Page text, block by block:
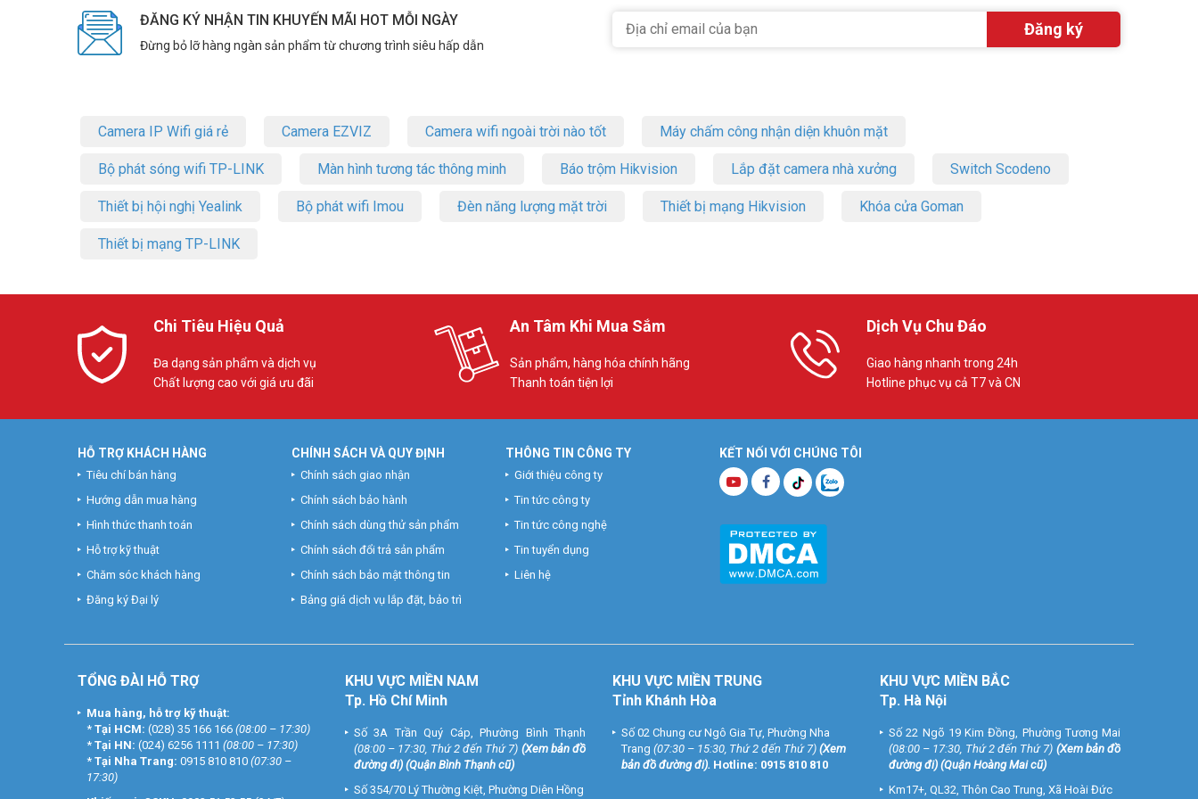
Đặt mua hàng Online ngay hôm nay để được hỗ trợ giá tốt nhất. Tham khảo thêm thông tin tại Facebook Vuhoangtelecomnhé.
ĐĂNG KÝ NHẬN TIN KHUYẾN MÃI HOT MỖI NGÀY
Đừng bỏ lỡ hàng ngàn sản phẩm từ chương trình siêu hấp dẫn
Camera IP Wifi giá rẻ Camera EZVIZ Camera wifi ngoài trời nào tốt Máy chấm công nhận diện khuôn mặt
Bộ phát sóng wifi TP-LINK Màn hình tương tác thông minh Báo trộm Hikvision Lắp đặt camera nhà xưởng Switch Scodeno
Thiết bị hội nghị Yealink Bộ phát wifi Imou Đèn năng lượng mặt trời Thiết bị mạng Hikvision Khóa cửa Goman
Thiết bị mạng TP-LINK
Chi Tiêu Hiệu Quả
Đa dạng sản phẩm và dịch vụ
Chất lượng cao với giá ưu đãi
An Tâm Khi Mua Sắm
Sản phẩm, hàng hóa chính hãng
Thanh toán tiện lợi
Dịch Vụ Chu Đáo
Giao hàng nhanh trong 24h
Hotline phục vụ cả T7 và CN
KẾT NỐI VỚI CHÚNG TÔI
HỖ TRỢ KHÁCH HÀNG
Tiêu chí bán hàng
Hướng dẫn mua hàng
Hình thức thanh toán
Hỗ trợ kỹ thuật
Chăm sóc khách hàng
Đăng ký Đại lý
CHÍNH SÁCH VÀ QUY ĐỊNH
Chính sách giao nhận
Chính sách bảo hành
Chính sách dùng thử sản phẩm
Chính sách đổi trả sản phẩm
Chính sách bảo mật thông tin
Bảng giá dịch vụ lắp đặt, bảo trì
THÔNG TIN CÔNG TY
Giới thiệu công ty
Tin tức công ty
Tin tức công nghệ
Tin tuyển dụng
Liên hệ
TỔNG ĐÀI HỖ TRỢ
Mua hàng, hỗ trợ kỹ thuật:
* Tại HCM: (028) 35 166 166 (08:00 – 17:30)
* Tại HN: (024) 6256 1111 (08:00 – 17:30)
* Tại Nha Trang: 0915 810 810 (07:30 –
17:30)
KHU VỰC MIỀN NAM
Tp. Hồ Chí Minh
Số 3A Trần Quý Cáp, Phường Bình Thạnh
(08:00 – 17:30, Thứ 2 đến Thứ 7) (Xem bản đồ
đường đi) (Quận Bình Thạnh cũ)
Số 354/70 Lý Thường Kiệt, Phường Diên Hồng
KHU VỰC MIỀN TRUNG
Tỉnh Khánh Hòa
Số 02 Chung cư Ngô Gia Tự, Phường Nha
Trang (07:30 – 15:30, Thứ 2 đến Thứ 7) (Xem
bản đồ đường đi). Hotline: 0915 810 810
KHU VỰC MIỀN BẮC
Tp. Hà Nội
Số 22 Ngõ 19 Kim Đồng, Phường Tương Mai
(08:00 – 17:30, Thứ 2 đến Thứ 7) (Xem bản đồ
đường đi) (Quận Hoàng Mai cũ)
Km17+, QL32, Thôn Cao Trung, Xã Hoài Đức